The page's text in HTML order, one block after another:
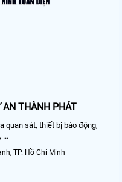
THÀNH PHÁT
quan sát, thiết bị báo động,
...
TP. Hồ Chí Minh